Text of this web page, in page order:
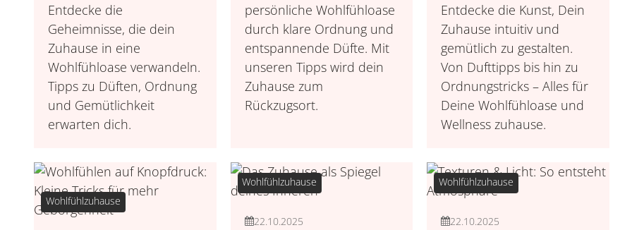
Entdecke die
Geheimnisse, die dein
Zuhause in eine
Wohlfühloase verwandeln.
Tipps zu Düften, Ordnung
und Gemütlichkeit
erwarten dich.
persönliche Wohlfühloase
durch klare Ordnung und
entspannende Düfte. Mit
unseren Tipps wird dein
Zuhause zum
Rückzugsort.
Entdecke die Kunst, Dein
Zuhause intuitiv und
gemütlich zu gestalten.
Von Dufttipps bis hin zu
Ordnungstricks – Alles für
Deine Wohlfühloase und
Wellness zuhause.
Wohlfühlzuhause
Wohlfühlzuhause
22.10.2025
Wohlfühlzuhause
22.10.2025